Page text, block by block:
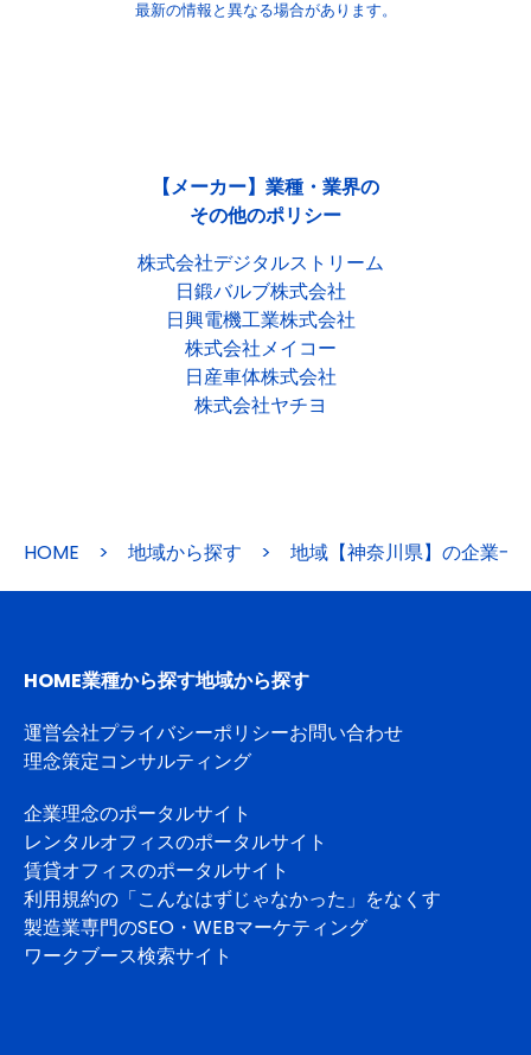
最新の情報と異なる場合があります。
【メーカー】業種・業界の
その他のポリシー
株式会社デジタルストリーム
日鍛バルブ株式会社
日興電機工業株式会社
株式会社メイコー
日産車体株式会社
株式会社ヤチヨ
HOME > 地域から探す > 地域【神奈川県】の企業一
HOME業種から探す地域から探す
運営会社プライバシーポリシーお問い合わせ
理念策定コンサルティング
企業理念のポータルサイト
レンタルオフィスのポータルサイト
賃貸オフィスのポータルサイト
利用規約の「こんなはずじゃなかった」をなくす
製造業専門のSEO・WEBマーケティング
ワークブース検索サイト